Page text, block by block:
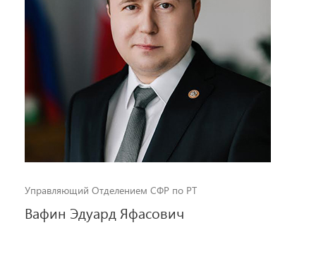
Управляющий Отделением СФР по РТ
Вафин Эдуард Яфасович